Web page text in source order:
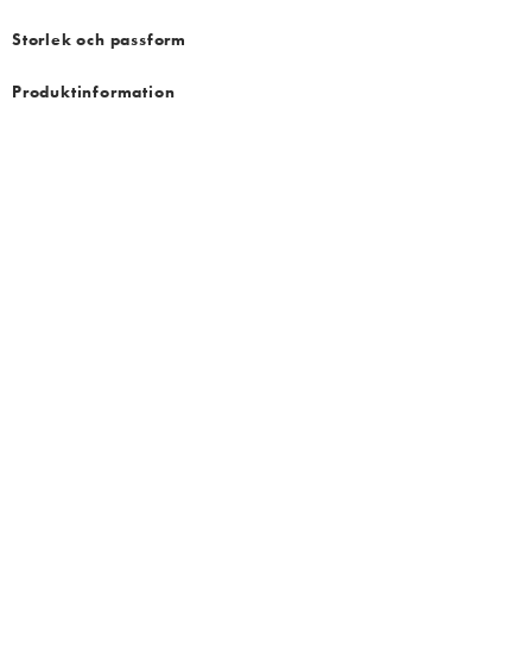
Storlek och passform
Produktinformation